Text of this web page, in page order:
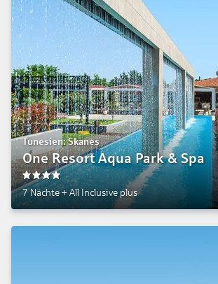
Tunesien: Skanes
One Resort Aqua Park & Spa
4
7 Nächte+ All Inclusive plus